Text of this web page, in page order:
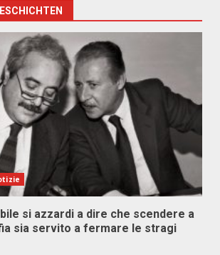
si azzardi a dire che scendere a
sia servito a fermare le stragi